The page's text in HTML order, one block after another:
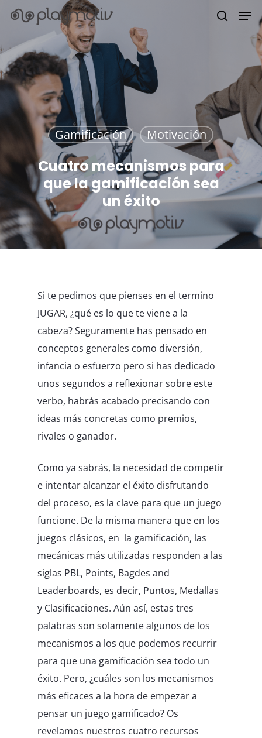
Hit enter to search or ESC to close
Gamificación Motivación
Cuatro mecanismos para
que la gamificación sea
un éxito
Si te pedimos que pienses en el termino
JUGAR, ¿qué es lo que te viene a la
cabeza? Seguramente has pensado en
conceptos generales como diversión,
infancia o esfuerzo pero si has dedicado
unos segundos a reflexionar sobre este
verbo, habrás acabado precisando con
ideas más concretas como premios,
rivales o ganador.
Como ya sabrás, la necesidad de competir
e intentar alcanzar el éxito disfrutando
del proceso, es la clave para que un juego
funcione. De la misma manera que en los
juegos clásicos, en la gamificación, las
mecánicas más utilizadas responden a las
siglas PBL, Points, Bagdes and
Leaderboards, es decir, Puntos, Medallas
y Clasificaciones. Aún así, estas tres
palabras son solamente algunos de los
mecanismos a los que podemos recurrir
para que una gamificación sea todo un
éxito. Pero, ¿cuáles son los mecanismos
más eficaces a la hora de empezar a
pensar un juego gamificado? Os
revelamos nuestros cuatro recursos